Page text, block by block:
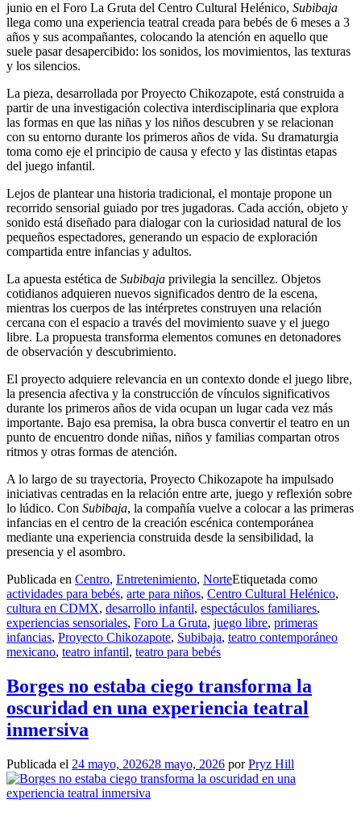
junio en el Foro La Gruta del Centro Cultural Helénico, Subibaja
llega como una experiencia teatral creada para bebés de 6 meses a 3
años y sus acompañantes, colocando la atención en aquello que
suele pasar desapercibido: los sonidos, los movimientos, las texturas
y los silencios.
La pieza, desarrollada por Proyecto Chikozapote, está construida a
partir de una investigación colectiva interdisciplinaria que explora
las formas en que las niñas y los niños descubren y se relacionan
con su entorno durante los primeros años de vida. Su dramaturgia
toma como eje el principio de causa y efecto y las distintas etapas
del juego infantil.
Lejos de plantear una historia tradicional, el montaje propone un
recorrido sensorial guiado por tres jugadoras. Cada acción, objeto y
sonido está diseñado para dialogar con la curiosidad natural de los
pequeños espectadores, generando un espacio de exploración
compartida entre infancias y adultos.
La apuesta estética de Subibaja privilegia la sencillez. Objetos
cotidianos adquieren nuevos significados dentro de la escena,
mientras los cuerpos de las intérpretes construyen una relación
cercana con el espacio a través del movimiento suave y el juego
libre. La propuesta transforma elementos comunes en detonadores
de observación y descubrimiento.
El proyecto adquiere relevancia en un contexto donde el juego libre,
la presencia afectiva y la construcción de vínculos significativos
durante los primeros años de vida ocupan un lugar cada vez más
importante. Bajo esa premisa, la obra busca convertir el teatro en un
punto de encuentro donde niñas, niños y familias compartan otros
ritmos y otras formas de atención.
A lo largo de su trayectoria, Proyecto Chikozapote ha impulsado
iniciativas centradas en la relación entre arte, juego y reflexión sobre
lo lúdico. Con Subibaja, la compañía vuelve a colocar a las primeras
infancias en el centro de la creación escénica contemporánea
mediante una experiencia construida desde la sensibilidad, la
presencia y el asombro.
Publicada en Centro, Entretenimiento, NorteEtiquetada como
actividades para bebés, arte para niños, Centro Cultural Helénico,
cultura en CDMX, desarrollo infantil, espectáculos familiares,
experiencias sensoriales, Foro La Gruta, juego libre, primeras
infancias, Proyecto Chikozapote, Subibaja, teatro contemporáneo
mexicano, teatro infantil, teatro para bebés
Borges no estaba ciego transforma la
oscuridad en una experiencia teatral
inmersiva
Publicada el 24 mayo, 202628 mayo, 2026 porPryz Hill